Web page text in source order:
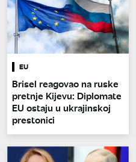
EU
Brisel reagovao na ruske
pretnje Kijevu: Diplomate
EU ostaju u ukrajinskoj
prestonici